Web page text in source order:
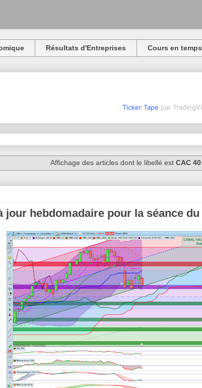
Résultats d'Entreprises Cours en
Ticker Tape par
Affichage des articles dont le libellé est CAC 40.
jour hebdomadaire pour la séance